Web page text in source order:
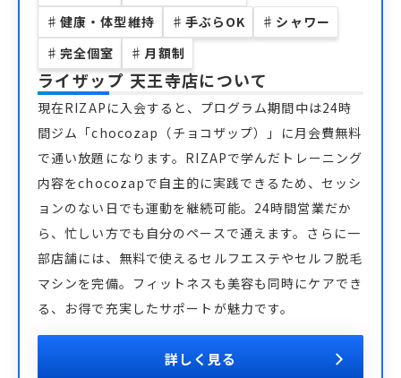
♯ 健康・体型維持 ♯ 手ぶらOK ♯ シャワー
♯ 完全個室 ♯ 月額制
ライザップ 天王寺店について
現在RIZAPに入会すると、プログラム期間中は24時
間ジム「chocozap（チョコザップ）」に月会費無料
で通い放題になります。RIZAPで学んだトレーニング
内容をchocozapで自主的に実践できるため、セッシ
ョンのない日でも運動を継続可能。24時間営業だか
ら、忙しい方でも自分のペースで通えます。さらに一
部店舗には、無料で使えるセルフエステやセルフ脱毛
マシンを完備。フィットネスも美容も同時にケアでき
る、お得で充実したサポートが魅力です。
詳しく見る